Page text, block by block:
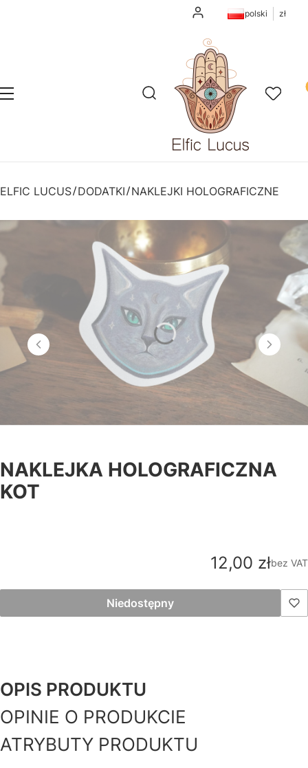
Zaloguj siępolski zł
Menu Otwórz wyszukiwarkę
Szukaj Ulubione
ELFIC LUCUS DODATKI NAKLEJKI HOLOGRAFICZNE
NAKLEJKA HOLOGRAFICZNA
KOT
Cena
12,00 złbez VAT
Niedostępny
OPIS PRODUKTU
OPINIE O PRODUKCIE
ATRYBUTY PRODUKTU